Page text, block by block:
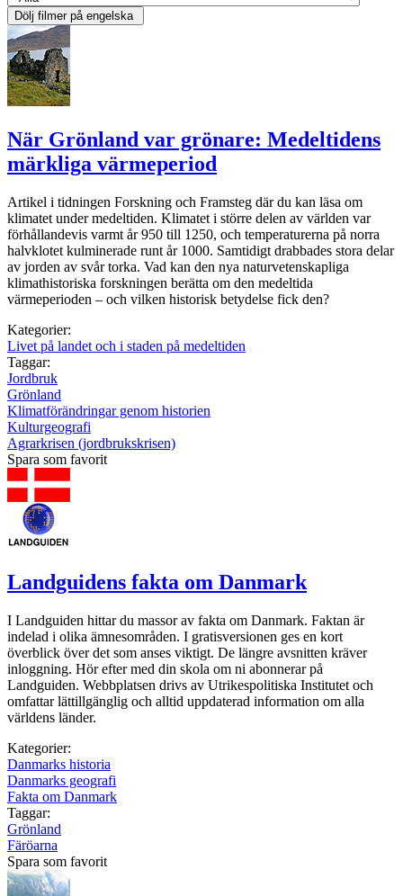
När Grönland var grönare: Medeltidens
märkliga värmeperiod
Artikel i tidningen Forskning och Framsteg där du kan läsa om
klimatet under medeltiden. Klimatet i större delen av världen var
förhållandevis varmt år 950 till 1250, och temperaturerna på norra
halvklotet kulminerade runt år 1000. Samtidigt drabbades stora delar
av jorden av svår torka. Vad kan den nya naturvetenskapliga
klimathistoriska forskningen berätta om den medeltida
värmeperioden – och vilken historisk betydelse fick den?
Kategorier:
Livet på landet och i staden på medeltiden
Taggar:
Jordbruk
Grönland
Klimatförändringar genom historien
Kulturgeografi
Agrarkrisen (jordbrukskrisen)
Spara som favorit
Landguidens fakta om Danmark
I Landguiden hittar du massor av fakta om Danmark. Faktan är
indelad i olika ämnesområden. I gratisversionen ges en kort
överblick över det som anses viktigt. De längre avsnitten kräver
inloggning. Hör efter med din skola om ni abonnerar på
Landguiden. Webbplatsen drivs av Utrikespolitiska Institutet och
omfattar lättillgänglig och alltid uppdaterad information om alla
världens länder.
Kategorier:
Danmarks historia
Danmarks geografi
Fakta om Danmark
Taggar:
Grönland
Färöarna
Spara som favorit